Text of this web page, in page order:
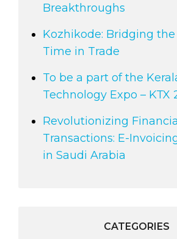
Breakthroughs
Kozhikode: Bridging the
Time in Trade
To be a part of the
Technology Expo – KTX
Revolutionizing
Transactions: E-
in Saudi Arabia
CATEGORIES